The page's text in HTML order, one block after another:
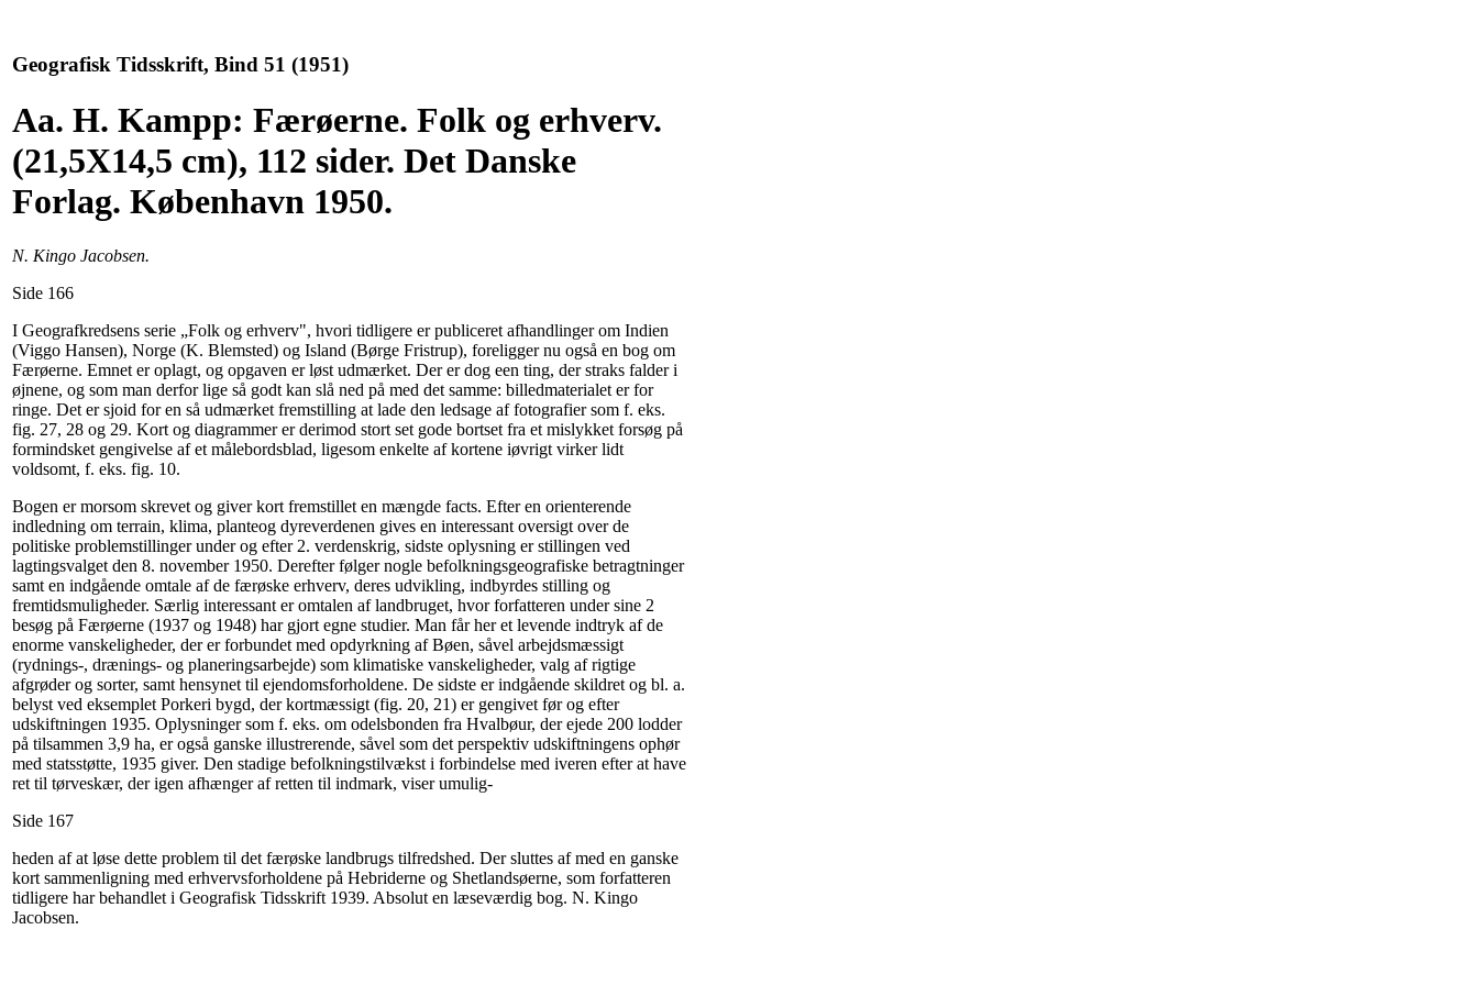
Geografisk Tidsskrift, Bind 51 (1951)
Aa. H. Kampp: Færøerne. Folk og erhverv.
(21,5X14,5 cm), 112 sider. Det Danske
Forlag. København 1950.
N. Kingo Jacobsen.
Side 166
I Geografkredsens serie „Folk og erhverv", hvori tidligere er publiceret afhandlinger om Indien
(Viggo Hansen), Norge (K. Blemsted) og Island (Børge Fristrup), foreligger nu også en bog om
Færøerne. Emnet er oplagt, og opgaven er løst udmærket. Der er dog een ting, der straks falder i
øjnene, og som man derfor lige så godt kan slå ned på med det samme: billedmaterialet er for
ringe. Det er sjoid for en så udmærket fremstilling at lade den ledsage af fotografier som f. eks.
fig. 27, 28 og 29. Kort og diagrammer er derimod stort set gode bortset fra et mislykket forsøg på
formindsket gengivelse af et målebordsblad, ligesom enkelte af kortene iøvrigt virker lidt
voldsomt, f. eks. fig. 10.
Bogen er morsom skrevet og giver kort fremstillet en mængde facts. Efter en orienterende
indledning om terrain, klima, planteog dyreverdenen gives en interessant oversigt over de
politiske problemstillinger under og efter 2. verdenskrig, sidste oplysning er stillingen ved
lagtingsvalget den 8. november 1950. Derefter følger nogle befolkningsgeografiske betragtninger
samt en indgående omtale af de færøske erhverv, deres udvikling, indbyrdes stilling og
fremtidsmuligheder. Særlig interessant er omtalen af landbruget, hvor forfatteren under sine 2
besøg på Færøerne (1937 og 1948) har gjort egne studier. Man får her et levende indtryk af de
enorme vanskeligheder, der er forbundet med opdyrkning af Bøen, såvel arbejdsmæssigt
(rydnings-, drænings- og planeringsarbejde) som klimatiske vanskeligheder, valg af rigtige
afgrøder og sorter, samt hensynet til ejendomsforholdene. De sidste er indgående skildret og bl. a.
belyst ved eksemplet Porkeri bygd, der kortmæssigt (fig. 20, 21) er gengivet før og efter
udskiftningen 1935. Oplysninger som f. eks. om odelsbonden fra Hvalbøur, der ejede 200 lodder
på tilsammen 3,9 ha, er også ganske illustrerende, såvel som det perspektiv udskiftningens ophør
med statsstøtte, 1935 giver. Den stadige befolkningstilvækst i forbindelse med iveren efter at have
ret til tørveskær, der igen afhænger af retten til indmark, viser umulig-
Side 167
heden af at løse dette problem til det færøske landbrugs tilfredshed. Der sluttes af med en ganske
kort sammenligning med erhvervsforholdene på Hebriderne og Shetlandsøerne, som forfatteren
tidligere har behandlet i Geografisk Tidsskrift 1939. Absolut en læseværdig bog. N. Kingo
Jacobsen.